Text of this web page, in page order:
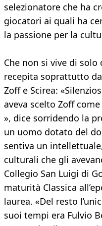
selezionatore che ha
giocatori ai quali ha
la passione per la
Che non si vive di solo
recepita soprattutto
Zoff e Scirea:
aveva scelto Zoff
», dice sorridendo la
un uomo dotato del
sentiva un
culturali che gli
Collegio San Luigi di
maturità Classica
laurea. «Del resto
suoi tempi era Fulvio